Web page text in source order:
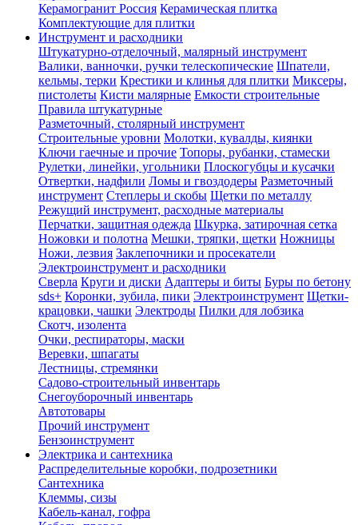
Керамогранит Россия Керамическая плитка
Комплектующие для плитки
Инструмент и расходники
Штукатурно-отделочный, малярный инструмент
Валики, ванночки, ручки телескопические Шпатели,
кельмы, терки Крестики и клинья для плитки Миксеры,
пистолеты Кисти малярные Емкости строительные
Правила штукатурные
Разметочный, столярный инструмент
Строительные уровни Молотки, кувалды, киянки
Ключи гаечные и прочие Топоры, рубанки, стамески
Рулетки, линейки, угольники Плоскогубцы и кусачки
Отвертки, надфили Ломы и гвоздодеры Разметочный
инструмент Степлеры и скобы Щетки по металлу
Режущий инструмент, расходные материалы
Перчатки, защитная одежда Шкурка, затирочная сетка
Ножовки и полотна Мешки, тряпки, щетки Ножницы
Ножи, лезвия Заклепочники и просекатели
Электроинструмент и расходники
Сверла Круги и диски Адаптеры и биты Буры по бетону
sds+ Коронки, зубила, пики Электроинструмент Щетки-
крацовки, чашки Электроды Пилки для лобзика
Скотч, изолента
Очки, респираторы, маски
Веревки, шпагаты
Лестницы, стремянки
Садово-строительный инвентарь
Снегоуборочный инвентарь
Автотовары
Прочий инструмент
Бензоинструмент
Электрика и сантехника
Распределительные коробки, подрозетники
Сантехника
Клеммы, сизы
Кабель-канал, гофра